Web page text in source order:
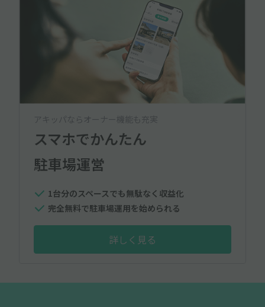
アキッパならオーナー機能も充実
スマホでかんたん
駐車場運営
1台分のスペースでも無駄なく収益化
完全無料で駐車場運用を始められる
詳しく見る